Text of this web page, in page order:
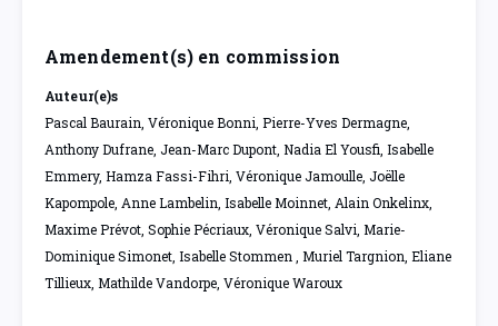
Amendement(s) en commission
Auteur(e)s
Pascal Baurain, Véronique Bonni, Pierre-Yves Dermagne,
Anthony Dufrane, Jean-Marc Dupont, Nadia El Yousfi, Isabelle
Emmery, Hamza Fassi-Fihri, Véronique Jamoulle, Joëlle
Kapompole, Anne Lambelin, Isabelle Moinnet, Alain Onkelinx,
Maxime Prévot, Sophie Pécriaux, Véronique Salvi, Marie-
Dominique Simonet, Isabelle Stommen , Muriel Targnion, Eliane
Tillieux, Mathilde Vandorpe, Véronique Waroux